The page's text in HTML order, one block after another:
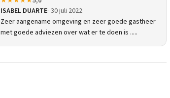
ISABEL DUARTE 30 juli 2022
Zeer aangename omgeving en zeer goede gastheer
met goede adviezen over wat er te doen is .....